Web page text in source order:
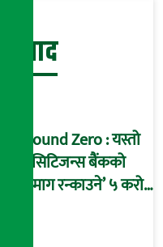
Ground Zero : यस्तो
छ सिटिजन्स बैंकको
‘दिमाग रन्काउने’ ५ करोड